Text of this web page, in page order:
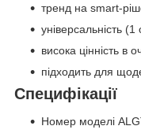
тренд на smart-
універсальність (1
висока цінність в
підходить для
Специфікації
Номер моделі